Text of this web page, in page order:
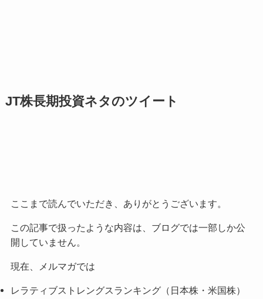
JT株長期投資ネタのツイート
ここまで読んでいただき、ありがとうございます。
この記事で扱ったような内容は、ブログでは一部しか公
開していません。
現在、メルマガでは
レラティブストレングスランキング（日本株・米国株）